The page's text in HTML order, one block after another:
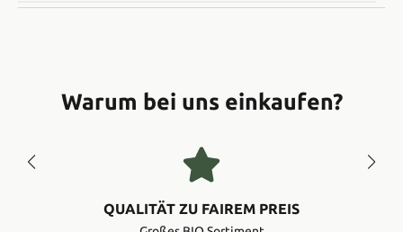
Warum bei uns einkaufen?
QUALITÄT ZU FAIREM PREIS